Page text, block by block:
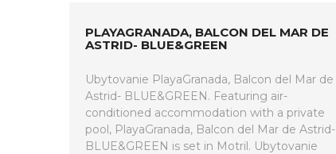
PLAYAGRANADA, BALCON DEL MAR DE
ASTRID- BLUE&GREEN
Ubytovanie PlayaGranada, Balcon del Mar de
Astrid- BLUE&GREEN. Featuring air-
conditioned accommodation with a private
pool, PlayaGranada, Balcon del Mar de Astrid-
BLUE&GREEN is set in Motril. Ubytovanie